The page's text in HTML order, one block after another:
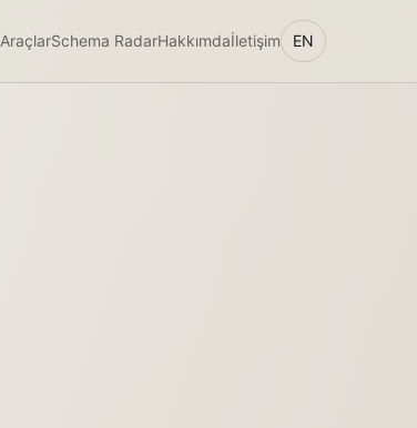
AraçlarSchema RadarHakkımdaİletişim EN